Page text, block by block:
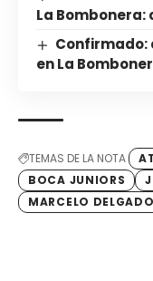
La Bombonera:
Confirmado:
en La
TEMAS DE LA NOTA
BOCA JUNIORS
MARCELO DELGADO